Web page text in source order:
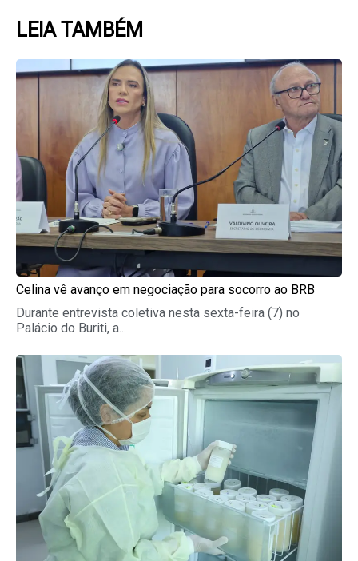
LEIA TAMBÉM
Celina vê avanço em negociação para socorro ao BRB
Durante entrevista coletiva nesta sexta-feira (7) no
Palácio do Buriti, a...
PagePagePagePagePage